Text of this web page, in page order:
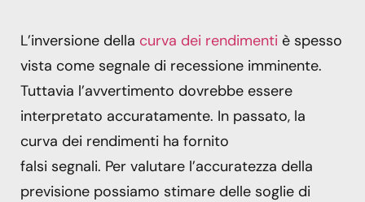
L’inversione della curva dei rendimenti è spesso
vista come segnale di recessione imminente.
Tuttavia l’avvertimento dovrebbe essere
interpretato accuratamente. In passato, la
curva dei rendimenti ha fornito
falsi segnali. Per valutare l’accuratezza della
previsione possiamo stimare delle soglie di